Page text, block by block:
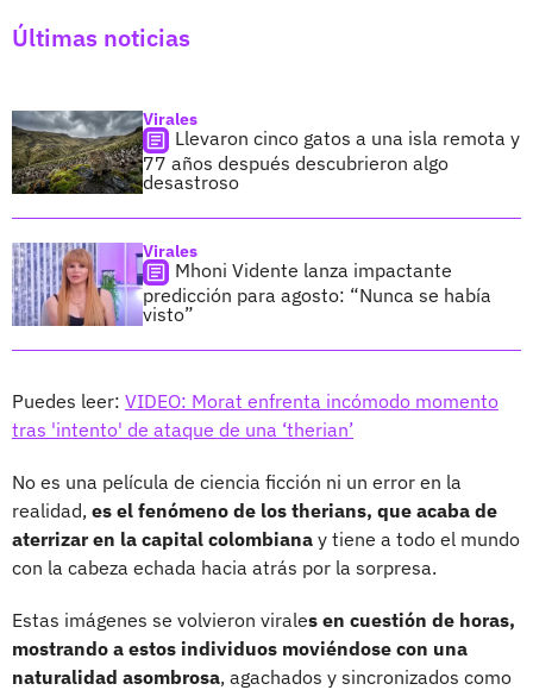
Últimas noticias
Virales
Llevaron cinco gatos a una isla remota y
77 años después descubrieron algo
desastroso
Virales
Mhoni Vidente lanza impactante
predicción para agosto: “Nunca se había
visto”
Puedes leer: VIDEO: Morat enfrenta incómodo momento
tras 'intento' de ataque de una ‘therian’
No es una película de ciencia ficción ni un error en la
realidad, es el fenómeno de los therians, que acaba de
aterrizar en la capital colombiana y tiene a todo el mundo
con la cabeza echada hacia atrás por la sorpresa.
Estas imágenes se volvieron virales en cuestión de horas,
mostrando a estos individuos moviéndose con una
naturalidad asombrosa, agachados y sincronizados como